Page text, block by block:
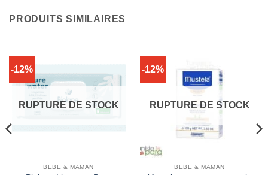
PRODUITS SIMILAIRES
-12%
RUPTURE DE STOCK
BÉBÉ & MAMAN
-12%
RUPTURE DE STOCK
BÉBÉ & MAMAN